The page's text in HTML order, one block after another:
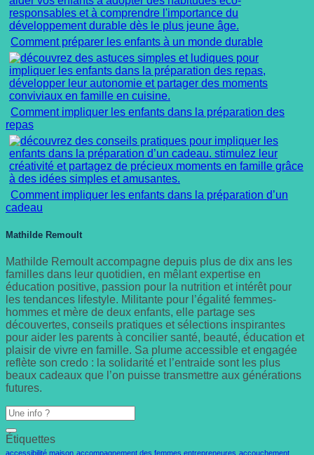
Comment préparer les enfants à un monde durable
Comment impliquer les enfants dans la préparation des
repas
Comment impliquer les enfants dans la préparation d’un
cadeau
Mathilde Remoult
Mathilde Remoult accompagne depuis plus de dix ans les
familles dans leur quotidien, en mêlant expertise en
éducation positive, passion pour la nutrition et intérêt pour
les tendances lifestyle. Militante pour l’égalité femmes-
hommes et mère de deux enfants, elle partage ses
découvertes, conseils pratiques et sélections inspirantes
pour aider les parents à concilier santé, beauté, éducation et
plaisir de vivre en famille. Sa plume accessible et engagée
reflète son credo : la solidarité et l’entraide sont les plus
beaux cadeaux que l’on puisse transmettre aux générations
futures.
Étiquettes
accessibilité maison accompagnement des femmes entrepreneures accouchement